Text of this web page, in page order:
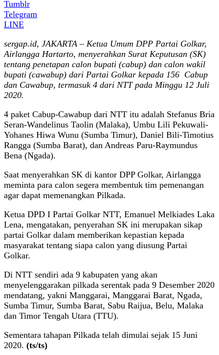
Tumblr
Telegram
LINE
sergap.id, JAKARTA – Ketua Umum DPP Partai Golkar,
Airlangga Hartarto, menyerahkan Surat Keputusan (SK)
tentang penetapan calon bupati (cabup) dan calon wakil
bupati (cawabup) dari Partai Golkar kepada 156 Cabup
dan Cawabup, termasuk 4 dari NTT pada Minggu 12 Juli
2020.
4 paket Cabup-Cawabup dari NTT itu adalah Stefanus Bria
Seran-Wandelinus Taolin (Malaka), Umbu Lili Pekuwali-
Yohanes Hiwa Wunu (Sumba Timur), Daniel Bili-Timotius
Rangga (Sumba Barat), dan Andreas Paru-Raymundus
Bena (Ngada).
Saat menyerahkan SK di kantor DPP Golkar, Airlangga
meminta para calon segera membentuk tim pemenangan
agar dapat memenangkan Pilkada.
Ketua DPD I Partai Golkar NTT, Emanuel Melkiades Laka
Lena, mengatakan, penyerahan SK ini merupakan sikap
partai Golkar dalam memberikan kepastian kepada
masyarakat tentang siapa calon yang diusung Partai
Golkar.
Di NTT sendiri ada 9 kabupaten yang akan
menyelenggarakan pilkada serentak pada 9 Desember 2020
mendatang, yakni Manggarai, Manggarai Barat, Ngada,
Sumba Timur, Sumba Barat, Sabu Raijua, Belu, Malaka
dan Timor Tengah Utara (TTU).
Sementara tahapan Pilkada telah dimulai sejak 15 Juni
2020. (ts/ts)